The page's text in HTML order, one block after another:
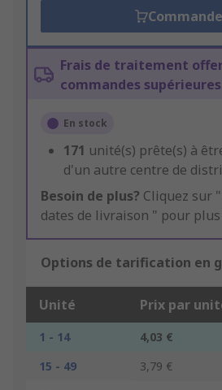
Frais de traitement
commandes supérieures
En stock
171 unité(s) prête(s) à
d'un autre centre de
Besoin de plus? Cliquez sur
dates de livraison " pour
Options de tarification en
Unité Prix par
1 - 14
4,03 €
15 - 49
3,79 €